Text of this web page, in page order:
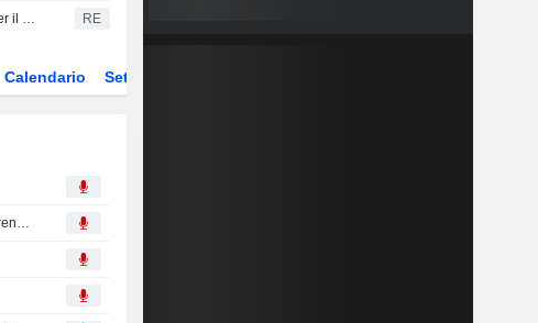
ONEOK rivede al rialzo le previsioni per il 2026 grazie all'aumento dei volumi di NGL che spinge l'utile trimestrale RE
Calendario Settore
ONEOK, Inc. Presents at Bernstein 42nd Annual Strategic Decisions Conference, May-27-2026 02:30 PM